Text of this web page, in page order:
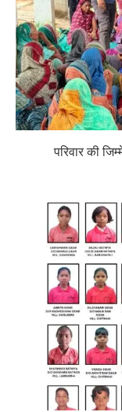
परिवार की